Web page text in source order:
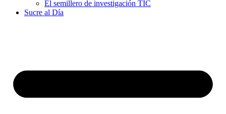
El semillero de investigación TIC
Sucre al Día